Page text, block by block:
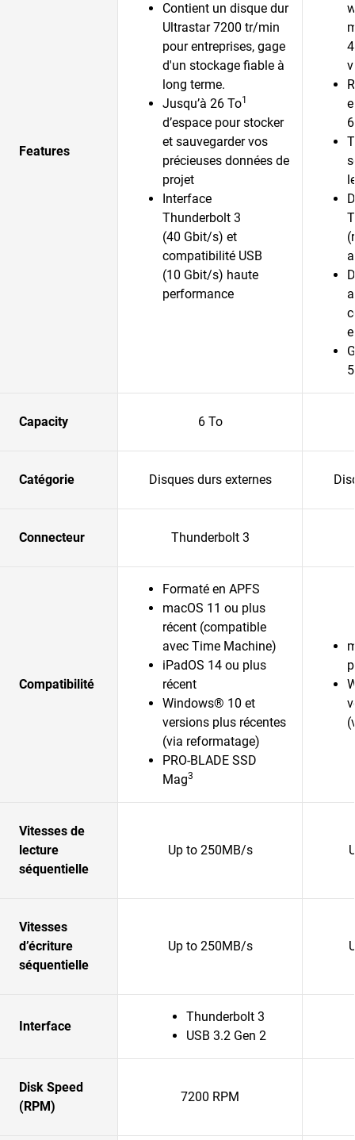
Features
Contient un disque dur
Ultrastar 7200 tr/min
pour entreprises, gage
d'un stockage fiable à
long terme.
Jusqu’à 26 To1
d’espace pour stocker
et sauvegarder vos
précieuses données de
projet
Interface
Thunderbolt 3
(40 Gbit/s) et
compatibilité USB
(10 Gbit/s) haute
performance
Capacity 6 To
Catégorie Disques durs externes
Connecteur Thunderbolt 3
Compatibilité
Formaté en APFS
macOS 11 ou plus
récent (compatible
avec Time Machine)
iPadOS 14 ou plus
récent
Windows® 10 et
versions plus récentes
(via reformatage)
PRO-BLADE SSD
Mag3
Vitesses de
lecture
séquentielle
Up to 250MB/s
Vitesses
d’écriture
séquentielle
Up to 250MB/s
Interface
Thunderbolt 3
USB 3.2 Gen 2
Disk Speed
(RPM)
7200 RPM